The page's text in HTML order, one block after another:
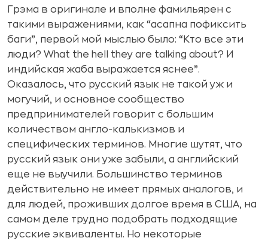
Грэма в оригинале и вполне фамильярен с
такими выражениями, как “асапна пофиксить
баги”, первой мой мыслью было: “Кто все эти
люди? What the hell they are talking about? И
индийская жаба выражается яснее”.
Оказалось, что русский язык не такой уж и
могучий, и основное сообщество
предпринимателей говорит с большим
количеством англо-калькизмов и
специфических терминов. Многие шутят, что
русский язык они уже забыли, а английский
еще не выучили. Большинство терминов
действительно не имеет прямых аналогов, и
для людей, проживших долгое время в США, на
самом деле трудно подобрать подходящие
русские эквиваленты. Но некоторые